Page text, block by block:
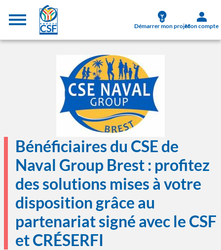
Aller au contenu principal
Démarrer mon projetMon compte
Bénéficiaires du CSE de
Naval Group Brest : profitez
des solutions mises à votre
disposition grâce au
partenariat signé avec le CSF
et CRÉSERFI